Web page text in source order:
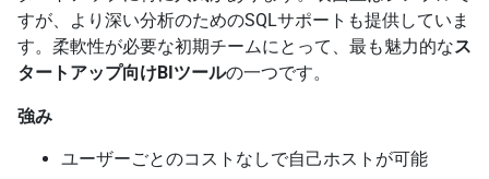
すが、より深い分析のためのSQLサポートも提供していま
す。柔軟性が必要な初期チームにとって、最も魅力的なス
タートアップ向けBIツールの一つです。
強み
ユーザーごとのコストなしで自己ホストが可能